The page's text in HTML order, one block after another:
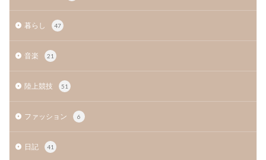
暮らし 47
音楽 21
陸上競技 51
ファッション 6
日記 41